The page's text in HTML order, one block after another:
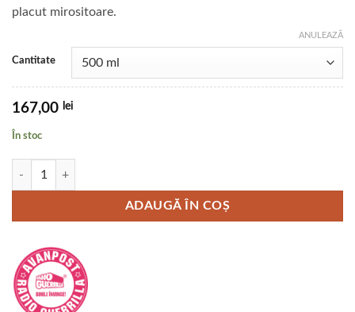
placut mirositoare.
Cantitate
ANULEAZĂ
167,00 lei
În stoc
Cantitate Sampon EVERYDAY Melanie Newman Salon Essentials
ADAUGĂ ÎN COȘ